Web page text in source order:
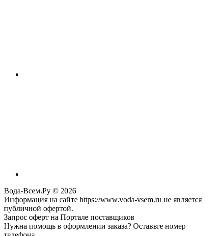
Вода-Всем.Ру © 2026
Информация на сайте https://www.voda-vsem.ru не является
публичной офертой.
Запрос оферт на Портале поставщиков
Нужна помощь в оформлении заказа? Оставьте номер